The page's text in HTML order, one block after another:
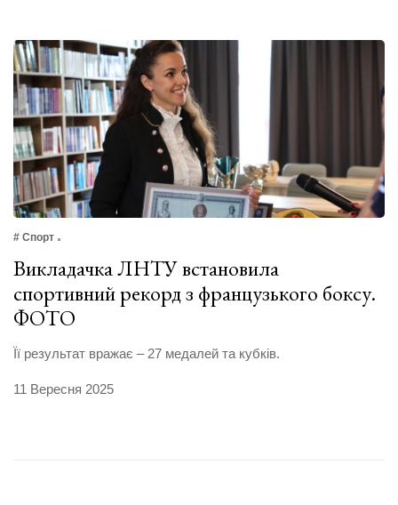
# Спорт
Викладачка ЛНТУ встановила
спортивний рекорд з французького боксу.
ФОТО
Її результат вражає – 27 медалей та кубків.
11 Вересня 2025